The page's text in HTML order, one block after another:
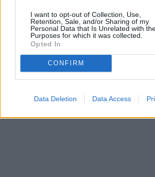
I want to opt-out of Collection, Use,
Retention, Sale, and/or Sharing of my
Personal Data that Is Unrelated with
Purposes for which it was collected.
Opted In
CONFIRM
Data Deletion Data Access